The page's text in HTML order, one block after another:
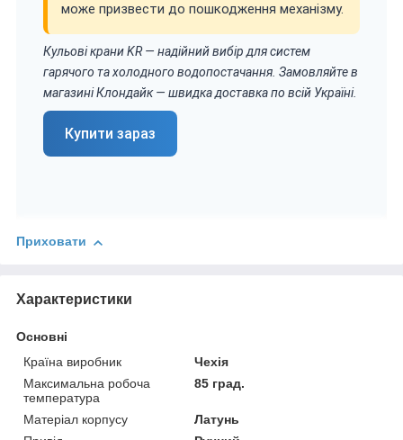
може призвести до пошкодження механізму.
Кульові крани KR — надійний вибір для систем
гарячого та холодного водопостачання. Замовляйте в
магазині Клондайк — швидка доставка по всій Україні.
Купити зараз
Приховати
Характеристики
Основні
Країна виробник
Чехія
Максимальна робоча
температура
85 град.
Матеріал корпусу
Латунь